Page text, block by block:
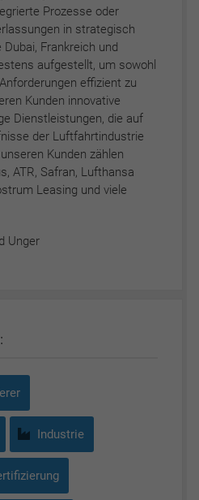
Prozesse oder
in strategisch
Frankreich und
aufgestellt, um sowohl
effizient zu
Kunden innovative
Dienstleistungen, die auf
der Luftfahrtindustrie
Kunden zählen
ATR, Safran, Lufthansa
Leasing und viele
Unger
Industrie